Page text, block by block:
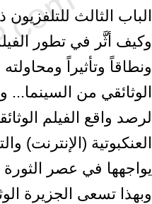
الباب الثالث
وكيف أثَّر في تطور
ونطاقاً وتأثيراً ومحاولته
الوثائقي من السينما...
لرصد واقع الفيلم
العنكبوتية (الإنترنت)
يواجهها في عصر الثورة
وبهذا تسعى الجزيرة